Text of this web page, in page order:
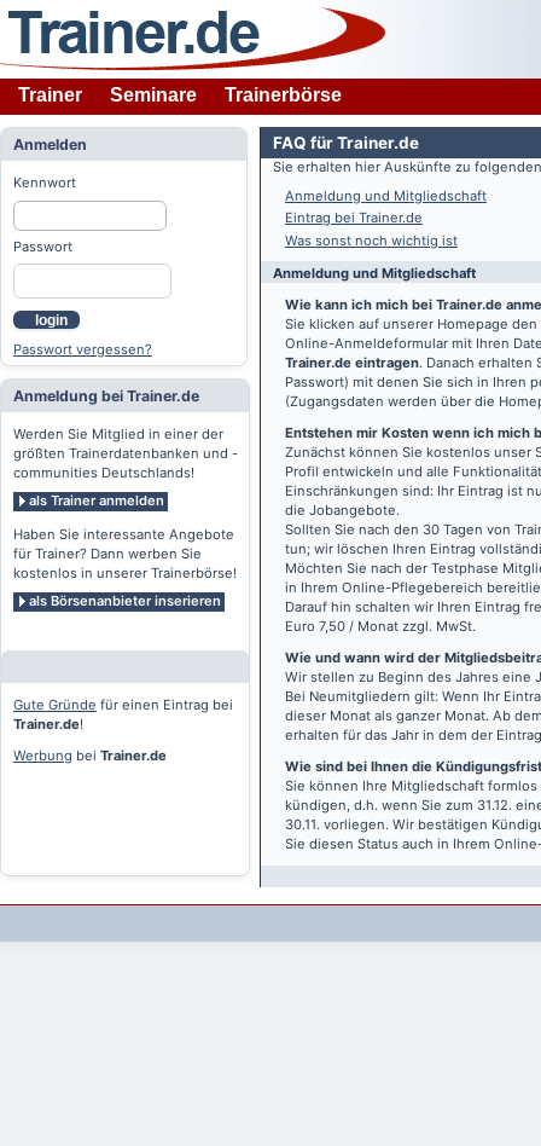
Trainer Seminare Trainerbörse
Anmelden
Kennwort
Passwort
login
Passwort vergessen?
Anmeldung bei Trainer.de
Werden Sie Mitglied in einer der
größten Trainerdatenbanken und -
communities Deutschlands!
als Trainer anmelden
Haben Sie interessante Angebote
für Trainer? Dann werben Sie
kostenlos in unserer Trainerbörse!
als Börsenanbieter inserieren
Gute Gründe für einen Eintrag bei
Trainer.de!
Werbung bei Trainer.de
FAQ für Trainer.de
Sie erhalten hier Auskünfte zu
Anmeldung und Mitgliedschaft
Eintrag bei Trainer.de
Was sonst noch wichtig ist
Anmeldung und Mitgliedschaft
Wie kann ich mich bei Trainer.de
Sie klicken auf unserer Homepage
Online-Anmeldeformular mit Ihren
Trainer.de eintragen. Danach erhalten
Passwort) mit denen Sie sich in Ihren
(Zugangsdaten werden über die
Entstehen mir Kosten wenn ich mich
Zunächst können Sie kostenlos unser
Profil entwickeln und alle
Einschränkungen sind: Ihr Eintrag ist
die Jobangebote.
Sollten Sie nach den 30 Tagen von
tun; wir löschen Ihren Eintrag
Möchten Sie nach der Testphase
in Ihrem Online-Pflegebereich
Darauf hin schalten wir Ihren Eintrag
Euro 7,50 / Monat zzgl. MwSt.
Wie und wann wird der
Wir stellen zu Beginn des Jahres eine
Bei Neumitgliedern gilt: Wenn Ihr
dieser Monat als ganzer Monat. Ab
erhalten für das Jahr in dem der
Wie sind bei Ihnen die
Sie können Ihre Mitgliedschaft
kündigen, d.h. wenn Sie zum 31.12.
30.11. vorliegen. Wir bestätigen
Sie diesen Status auch in Ihrem